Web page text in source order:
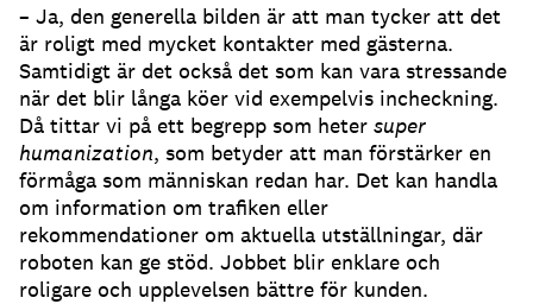
– Ja, den generella bilden är att man tycker att det
är roligt med mycket kontakter med gästerna.
Samtidigt är det också det som kan vara stressande
när det blir långa köer vid exempelvis incheckning.
Då tittar vi på ett begrepp som heter super
humanization, som betyder att man förstärker en
förmåga som människan redan har. Det kan handla
om information om trafiken eller
rekommendationer om aktuella utställningar, där
roboten kan ge stöd. Jobbet blir enklare och
roligare och upplevelsen bättre för kunden.